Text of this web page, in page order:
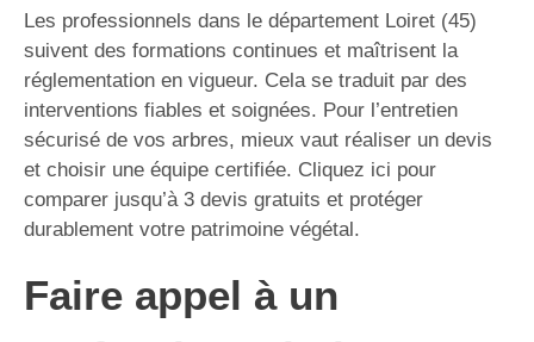
Les professionnels dans le département Loiret (45)
suivent des formations continues et maîtrisent la
réglementation en vigueur. Cela se traduit par des
interventions fiables et soignées. Pour l’entretien
sécurisé de vos arbres, mieux vaut réaliser un devis
et choisir une équipe certifiée. Cliquez ici pour
comparer jusqu’à 3 devis gratuits et protéger
durablement votre patrimoine végétal.
Faire appel à un